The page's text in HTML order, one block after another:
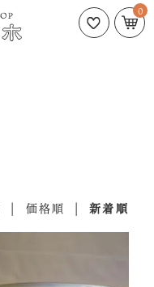
0
| 価格順 |新着順